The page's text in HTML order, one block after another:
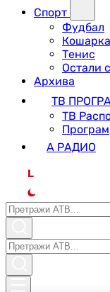
Спорт
Фудбал
Кошарка
Тенис
Остали
Архива
ТВ
ТВ
Програм
А РАДИО
L